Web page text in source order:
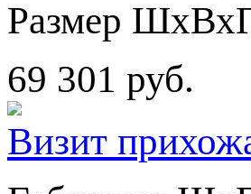
Размер
69 301 руб.
Визит